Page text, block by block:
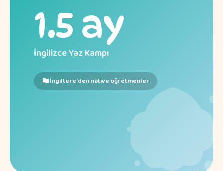
1.5 ay
İngilizce Yaz Kampı
İngiltere'den native öğretmenler